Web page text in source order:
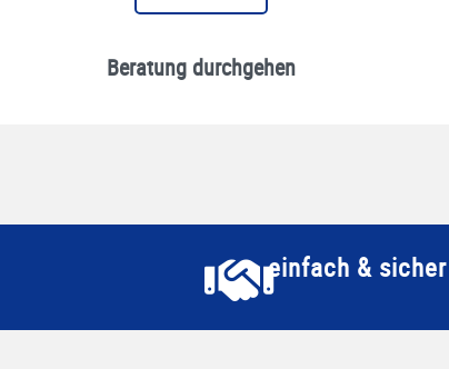
Beratung durchgehen
einfach & sicher